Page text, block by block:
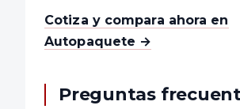
Cotiza y compara ahora en
Autopaquete →
Preguntas